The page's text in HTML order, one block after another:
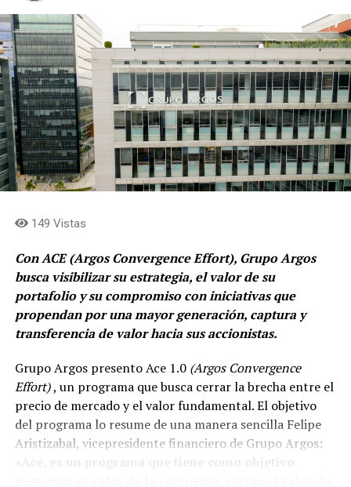
Para el corporado, este movimiento es un mensaje
potente: con el crimen no se negocia, se le aplica la ley.
“Hoy el Estado hizo lo que tenía que hacer. Una cosa
es buscar la paz y otra muy diferente es arrodillarse
ante los jefes del crimen y de estructuras armadas»
aseguró
Finalmente, en su mensaje, Alejandro manifestó, que,
«una cosa es buscar la paz, otra es negociar con los
jefes del crimen. Las cárceles para pagar condenas».
Comparte el artículo:
Me gusta esto:
149 Vistas
Con ACE (Argos Convergence Effort), Grupo Argos
busca visibilizar su estrategia, el valor de su
portafolio y su compromiso con iniciativas que
propendan por una mayor generación, captura y
transferencia de valor hacia sus accionistas.
Grupo Argos presento Ace 1.0(Argos Convergence
Effort), un programa que busca cerrar la brecha entre el
precio de mercado y el valor fundamental. El objetivo
del programa lo resume de una manera sencilla Felipe
Aristizabal, vicepresidente financiero de Grupo Argos: